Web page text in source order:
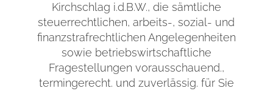
Kirchschlag i.d.B.W., die sämtliche
steuerrechtlichen, arbeits-, sozial- und
finanzstrafrechtlichen Angelegenheiten
sowie betriebswirtschaftliche
Fragestellungen vorausschauend.,
termingerecht. und zuverlässig. für Sie